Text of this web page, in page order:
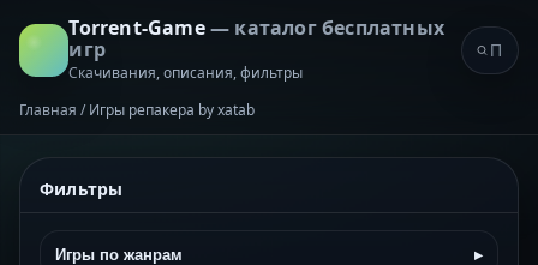
Torrent-Game— каталог бесплатных
игр
Скачивания, описания, фильтры
Главная / Игры репакера by xatab
Фильтры
Игры по жанрам ▸